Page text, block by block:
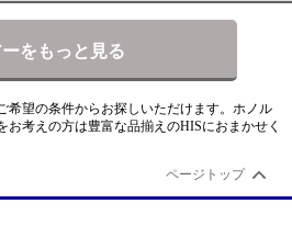
希望の条件からお探しいただけます。 ホノル
お考えの方は豊富な品揃えのHISにおまかせく
をもっと見る
ページトップ